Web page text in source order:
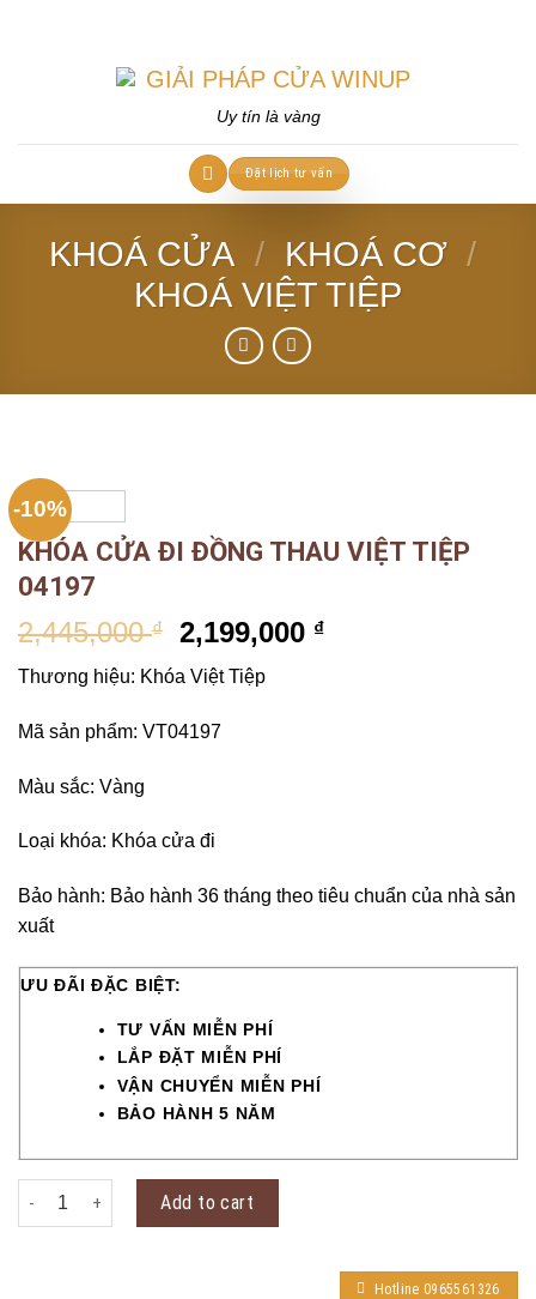
Uy tín là vàng
Đặt lịch tư vấn
KHOÁ CỬA / KHOÁ CƠ /
KHOÁ VIỆT TIỆP
-10%
KHÓA CỬA ĐI ĐỒNG THAU VIỆT TIỆP
04197
2,445,000₫ 2,199,000 ₫
Thương hiệu: Khóa Việt Tiệp
Mã sản phẩm: VT04197
Màu sắc: Vàng
Loại khóa: Khóa cửa đi
Bảo hành: Bảo hành 36 tháng theo tiêu chuẩn của nhà sản
xuất
ƯU ĐÃI ĐẶC BIỆT:
TƯ VẤN MIỄN PHÍ
LẮP ĐẶT MIỄN PHÍ
VẬN CHUYỂN MIỄN PHÍ
BẢO HÀNH 5 NĂM
KHÓA CỬA ĐI ĐỒNG THAU VIỆT TIỆP 04197 quantity
Add to cart
Hotline 0965561326